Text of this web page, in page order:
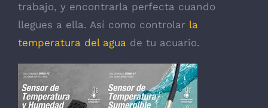
trabajo, y encontrarla perfecta cuando
llegues a ella. Así como controlar la
temperatura del agua de tu acuario.